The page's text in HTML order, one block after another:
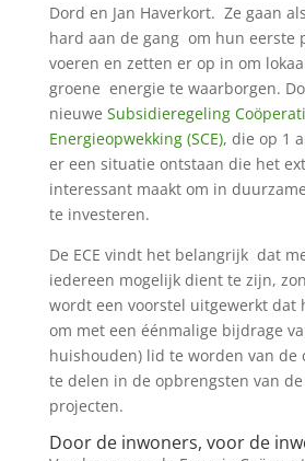
Dord en Jan Haverkort. Ze gaan
hard aan de gang om hun eerste
voeren en zetten er op in om
groene energie te waarborgen.
nieuwe Subsidieregeling
Energieopwekking (SCE), die op 1
er een situatie ontstaan die het
interessant maakt om in
te investeren.
De ECE vindt het belangrijk dat
iedereen mogelijk dient te zijn,
wordt een voorstel uitgewerkt dat
om met een éénmalige bijdrage
huishouden) lid te worden van de
te delen in de opbrengsten van
projecten.
Door de inwoners, voor de